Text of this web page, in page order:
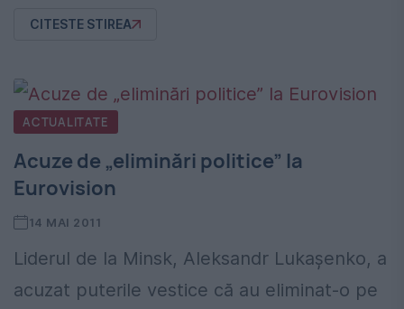
CITESTE STIREA
ACTUALITATE
Acuze de „eliminări politice” la
Eurovision
14 MAI 2011
Liderul de la Minsk, Aleksandr Lukașenko, a
acuzat puterile vestice că au eliminat-o pe